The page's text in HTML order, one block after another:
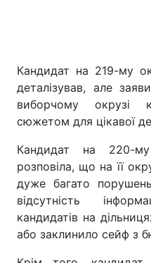
Кандидат на 219-му
деталізував, але
виборчому окрузі
сюжетом для цікавої
Кандидат на 220-
розповіла, що на її
дуже багато
відсутність
кандидатів на
або заклинило сейф з